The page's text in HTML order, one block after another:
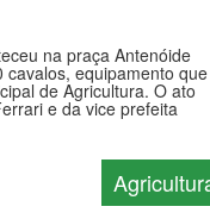
na praça Antenóide
equipamento que
de Agricultura. O ato
e da vice prefeita